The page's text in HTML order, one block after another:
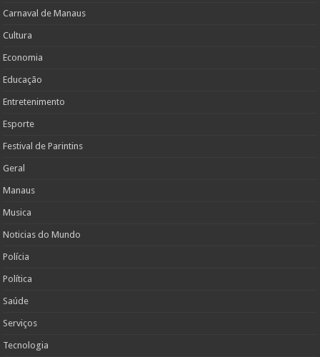
Carnaval de Manaus
Cultura
Economia
Educação
Entretenimento
Esporte
Festival de Parintins
Geral
Manaus
Musica
Noticias do Mundo
Polícia
Política
Saúde
Serviços
Tecnologia